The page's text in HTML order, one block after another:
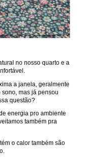
no nosso quarto e a
a janela, geralmente
mas já pensou
questão?
energia pro ambiente
também pra
o calor também são